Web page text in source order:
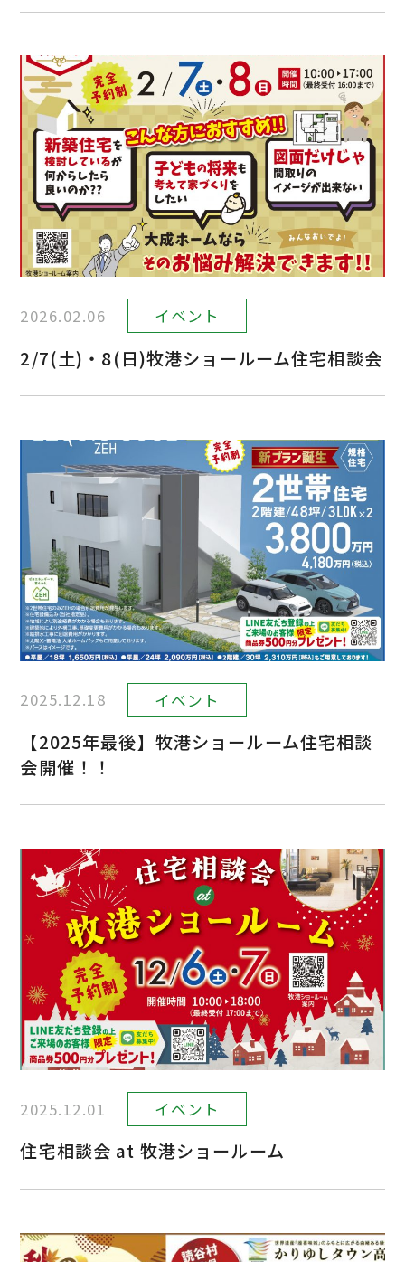
2026.02.06 イベント
2/7(土)・8(日)牧港ショールーム住宅相談会
2025.12.18 イベント
【2025年最後】牧港ショールーム住宅相談
会開催！！
2025.12.01 イベント
住宅相談会 at 牧港ショールーム